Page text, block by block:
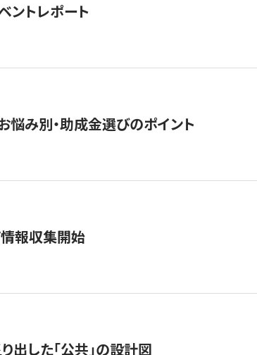
ントレポート
悩み別・助成金選びのポイント
情報収集開始
した「公共」の設計図